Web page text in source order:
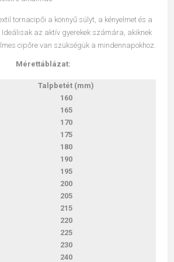
tornacipői a könnyű súlyt, a kényelmet és a
Ideálisak az aktív gyerekek számára, akiknek
cipőre van szükségük a mindennapokhoz.
Mérettáblázat:
Talpbetét (mm)
160
165
170
175
180
190
195
200
205
215
220
225
230
240